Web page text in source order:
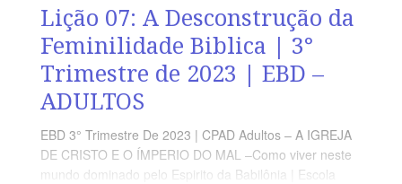
Lição 07: A Desconstrução da
Feminilidade Biblica | 3°
Trimestre de 2023 | EBD –
ADULTOS
EBD 3° Trimestre De 2023 | CPAD Adultos – A IGREJA
DE CRISTO E O ÍMPERIO DO MAL –Como viver neste
mundo dominado pelo Espirito da Babilônia | Escola